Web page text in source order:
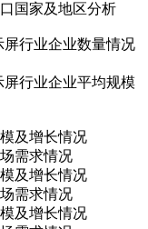
国家及地区分析
行业企业数量情况
行业企业平均规模
及增长情况
需求情况
及增长情况
需求情况
及增长情况